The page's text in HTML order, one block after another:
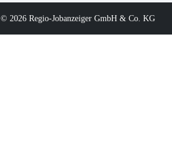
© 2026 Regio-Jobanzeiger GmbH & Co. KG